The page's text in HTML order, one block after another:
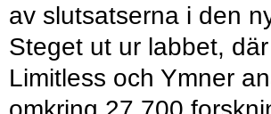
av slutsatserna i den
Steget ut ur labbet,
Limitless och Ymner